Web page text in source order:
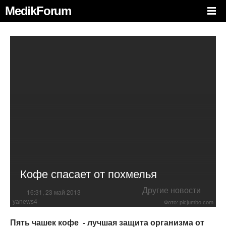
MedikForum
Кофе спасает от похмелья
16:31, 23 май 2013 Другие новости
yanews4 Фото: picjumbo.com
Пять чашек кофе - лучшая защита организма от